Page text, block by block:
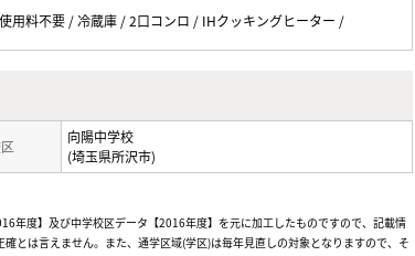
用料不要 / 冷蔵庫 / 2口コンロ / IHクッキングヒーター /
向陽中学校
(埼玉県所沢市)
年度】及び中学校区データ【2016年度】を元に加工したものですので、記載情
とは言えません。また、通学区域(学区)は毎年見直しの対象となりますので、そ